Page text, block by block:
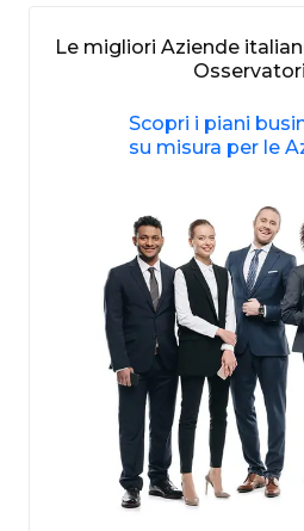
Le migliori Aziende
Scopri i piani
su misura per le